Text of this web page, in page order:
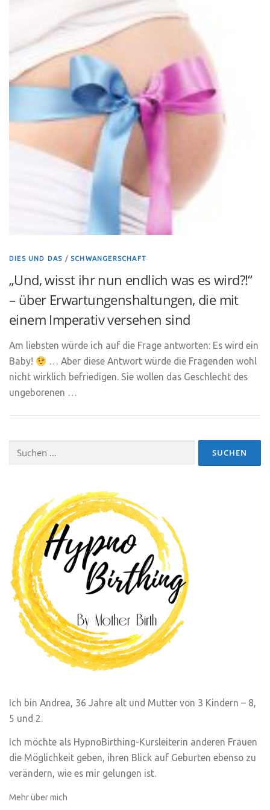
DIES UND DAS / SCHWANGERSCHAFT
„Und, wisst ihr nun endlich was es wird?!“
– über Erwartungenshaltungen, die mit
einem Imperativ versehen sind
Am liebsten würde ich auf die Frage antworten: Es wird ein
Baby!
… Aber diese Antwort würde die Fragenden wohl
nicht wirklich befriedigen. Sie wollen das Geschlecht des
ungeborenen …
Suchen
Ich bin Andrea, 36 Jahre alt und Mutter von 3 Kindern – 8,
5 und 2.
Ich möchte als HypnoBirthing-Kursleiterin anderen Frauen
die Möglichkeit geben, ihren Blick auf Geburten ebenso zu
verändern, wie es mir gelungen ist.
Mehr über mich